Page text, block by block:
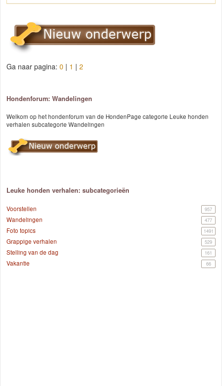
Ga naar pagina: 0 | 1 | 2
Hondenforum: Wandelingen
Welkom op het hondenforum van de HondenPage categorie Leuke honden
verhalen subcategorie Wandelingen
Leuke honden verhalen: subcategorieën
957
Voorstellen
477
Wandelingen
1491
Foto topics
529
Grappige verhalen
161
Stelling van de dag
66
Vakantie